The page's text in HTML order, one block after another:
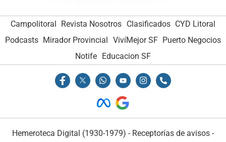
Campolitoral Revista Nosotros Clasificados CYD Litoral
Podcasts Mirador Provincial VivíMejor SF Puerto Negocios
Notife Educacion SF
Hemeroteca Digital (1930-1979) - Receptorías de avisos -